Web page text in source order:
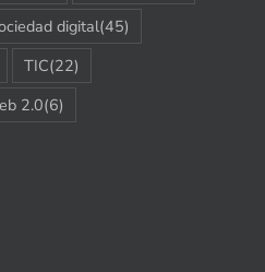
digital(45)
TIC(22)
2.0(6)